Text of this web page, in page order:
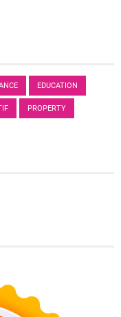
EDUCATION
PROPERTY